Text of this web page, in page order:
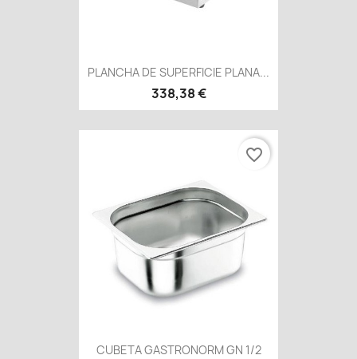
PLANCHA DE SUPERFICIE PLANA...
338,38 €
CUBETA GASTRONORM GN 1/2
favorite_border